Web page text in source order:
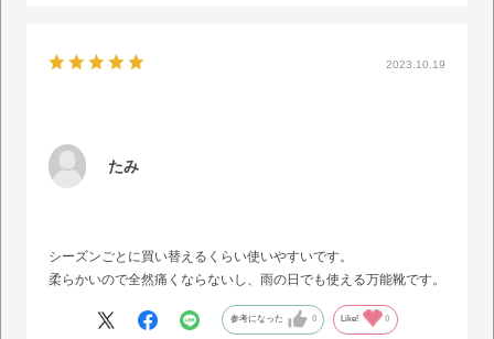
2023.10.19
たみ
シーズンごとに買い替えるくらい使いやすいです。
柔らかいので全然痛くならないし、雨の日でも使える万能靴です。
参考になった 0 Like! 0